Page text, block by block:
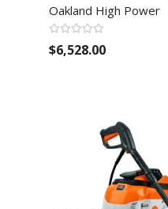
Oakland High Power
$6,528.00